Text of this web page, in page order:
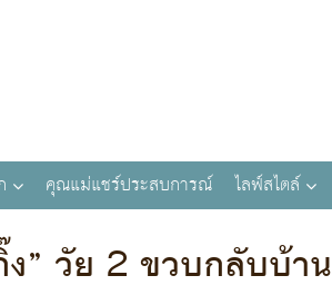
คุณแม่แชร์ประสบการณ์ ไลฟ์สไตล์
ง” วัย 2 ขวบกลับบ้าน